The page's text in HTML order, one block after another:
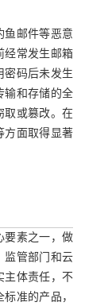
鱼邮件等恶意
经常发生邮箱
密码后未发生
输和存储的全
取或篡改。在
方面取得显著
要素之一，做
监管部门和云
主体责任，不
准的产品，